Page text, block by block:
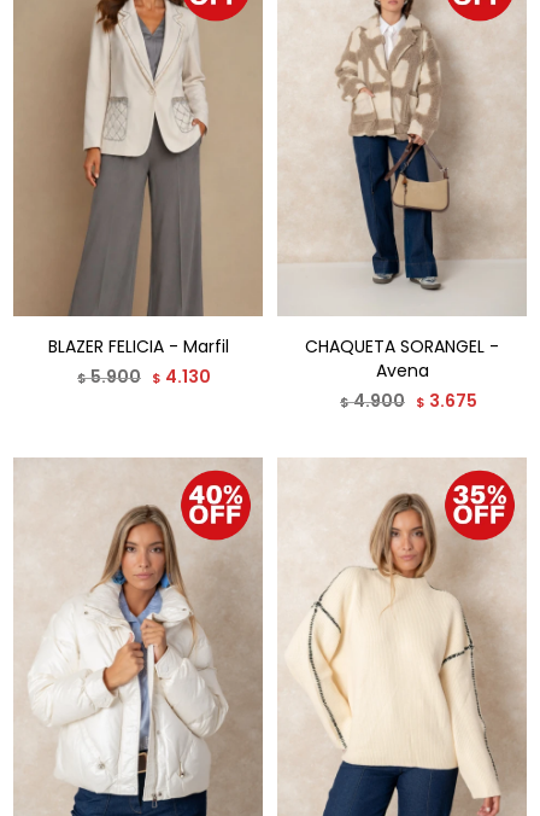
BLAZER FELICIA - Marfil
$5.900 $ 4.130
CHAQUETA SORANGEL -
Avena
$4.900 $ 3.675